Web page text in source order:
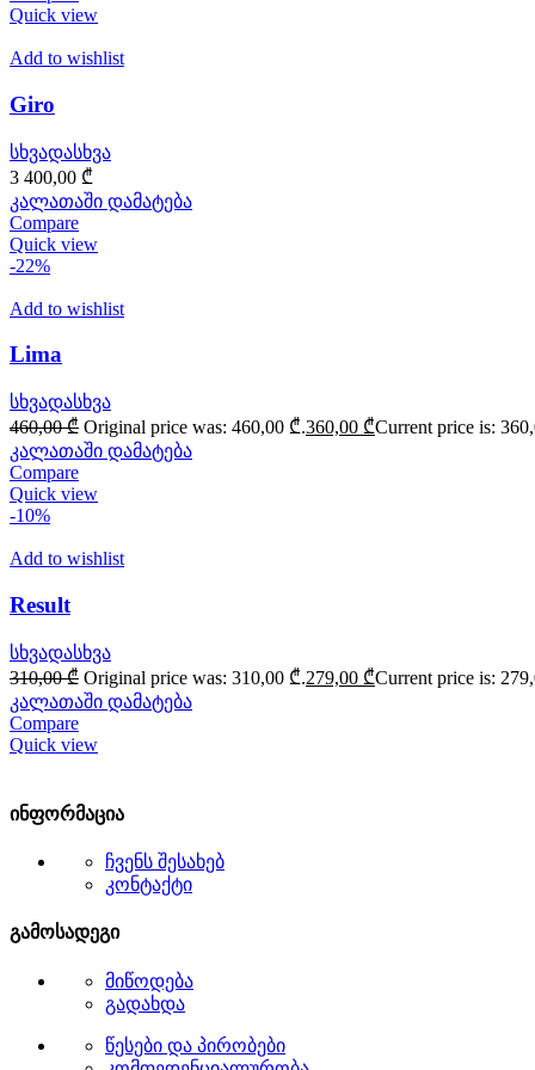
Quick view
Add to wishlist
Giro
სხვადასხვა
3 400,00 ₾
კალათაში დამატება
Compare
Quick view
-22%
Add to wishlist
Lima
სხვადასხვა
460,00₾ Original price was: 460,00 ₾.360,00 ₾Current price is:
კალათაში დამატება
Compare
Quick view
-10%
Add to wishlist
Result
სხვადასხვა
310,00₾ Original price was: 310,00 ₾.279,00 ₾Current price is:
კალათაში დამატება
Compare
Quick view
ინფორმაცია
ჩვენს შესახებ
კონტაქტი
გამოსადეგი
მიწოდება
გადახდა
წესები და პირობები